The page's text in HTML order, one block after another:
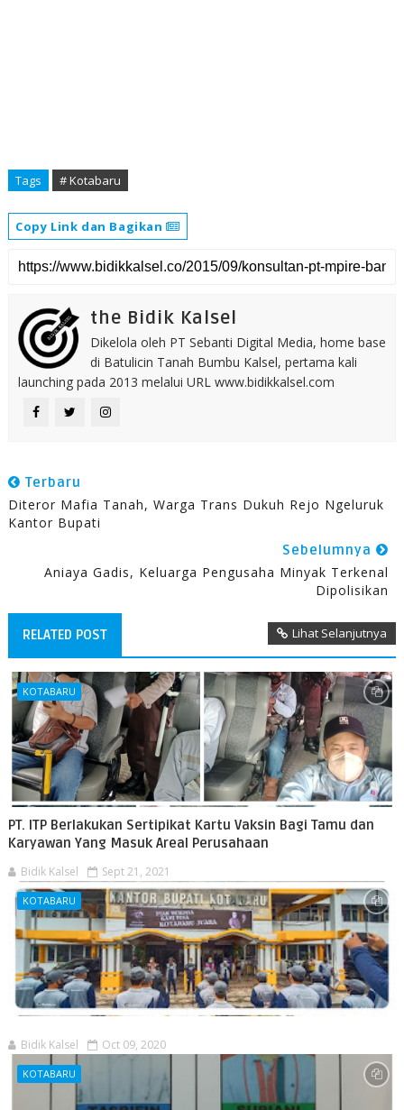
Tags # Kotabaru
Copy Link dan Bagikan
the Bidik Kalsel
Dikelola oleh PT Sebanti Digital Media, home base
di Batulicin Tanah Bumbu Kalsel, pertama kali
launching pada 2013 melalui URL www.bidikkalsel.com
Terbaru
Diteror Mafia Tanah, Warga Trans Dukuh Rejo Ngeluruk
Kantor Bupati
Sebelumnya
Aniaya Gadis, Keluarga Pengusaha Minyak Terkenal
Dipolisikan
RELATED POST Lihat Selanjutnya
KOTABARU
PT. ITP Berlakukan Sertipikat Kartu Vaksin Bagi Tamu dan
Karyawan Yang Masuk Areal Perusahaan
Bidik Kalsel Sept 21, 2021
KOTABARU
Bidik Kalsel Oct 09, 2020
KOTABARU